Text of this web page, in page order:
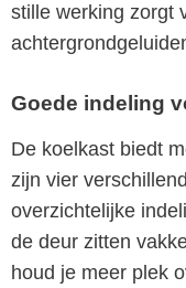
stille werking zorgt
Goede indeling
De koelkast biedt
zijn vier
overzichtelijke
de deur zitten
houd je meer plek